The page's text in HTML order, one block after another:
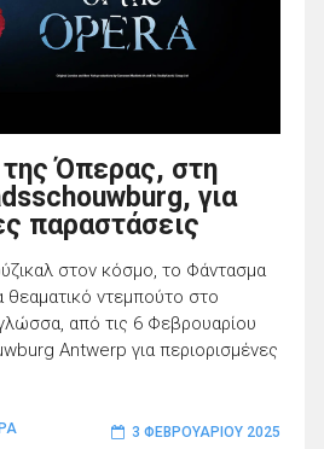
Όπερας, στη
για
παραστάσεις
στον κόσμο, το Φάντασμα
θεαματικό ντεμπούτο στο
από τις 6 Φεβρουαρίου
Antwerp για περιορισμένες
3 ΦΕΒΡΟΥΑΡΊΟΥ 2025